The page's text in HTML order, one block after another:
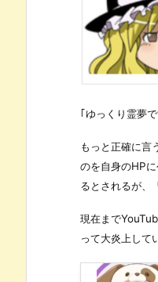
｢ゆっくり霊夢
もっと正確に言
のを自身のHP
るとされるが、
現在まで
って大炎上して